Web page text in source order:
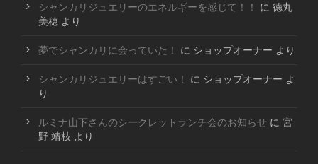
シャンカリジュエリーのエネルギーを感じて！！ に 徳丸
美穂 より
夢でシャンカリに会っていた！ に ショップオーナー より
シャンカリジュエリーはすごい！ に ショップオーナー よ
り
ルミナ山下さんのシークレットランチ会のお知らせ に 宮
野 靖枝 より